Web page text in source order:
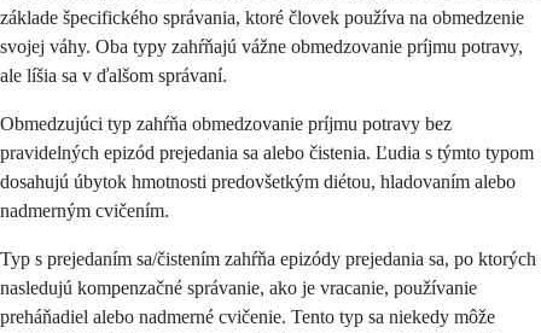
základe špecifického správania, ktoré človek používa na obmedzenie
svojej váhy. Oba typy zahŕňajú vážne obmedzovanie príjmu potravy,
ale líšia sa v ďalšom správaní.
Obmedzujúci typ zahŕňa obmedzovanie príjmu potravy bez
pravidelných epizód prejedania sa alebo čistenia. Ľudia s týmto typom
dosahujú úbytok hmotnosti predovšetkým diétou, hladovaním alebo
nadmerným cvičením.
Typ s prejedaním sa/čistením zahŕňa epizódy prejedania sa, po ktorých
nasledujú kompenzačné správanie, ako je vracanie, používanie
preháňadiel alebo nadmerné cvičenie. Tento typ sa niekedy môže